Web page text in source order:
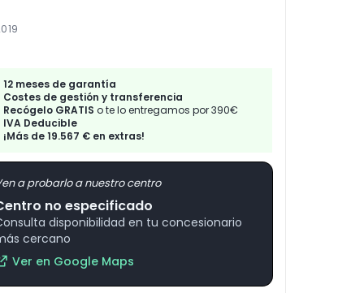
12 meses de garantía
Costes de gestión y transferencia
Recógelo GRATIS o te lo entregamos por 390€
IVA Deducible
¡Más de 19.567 € en extras!
a probarlo a nuestro centro
no especificado
disponibilidad en tu concesionario
cercano
Ver en Google Maps